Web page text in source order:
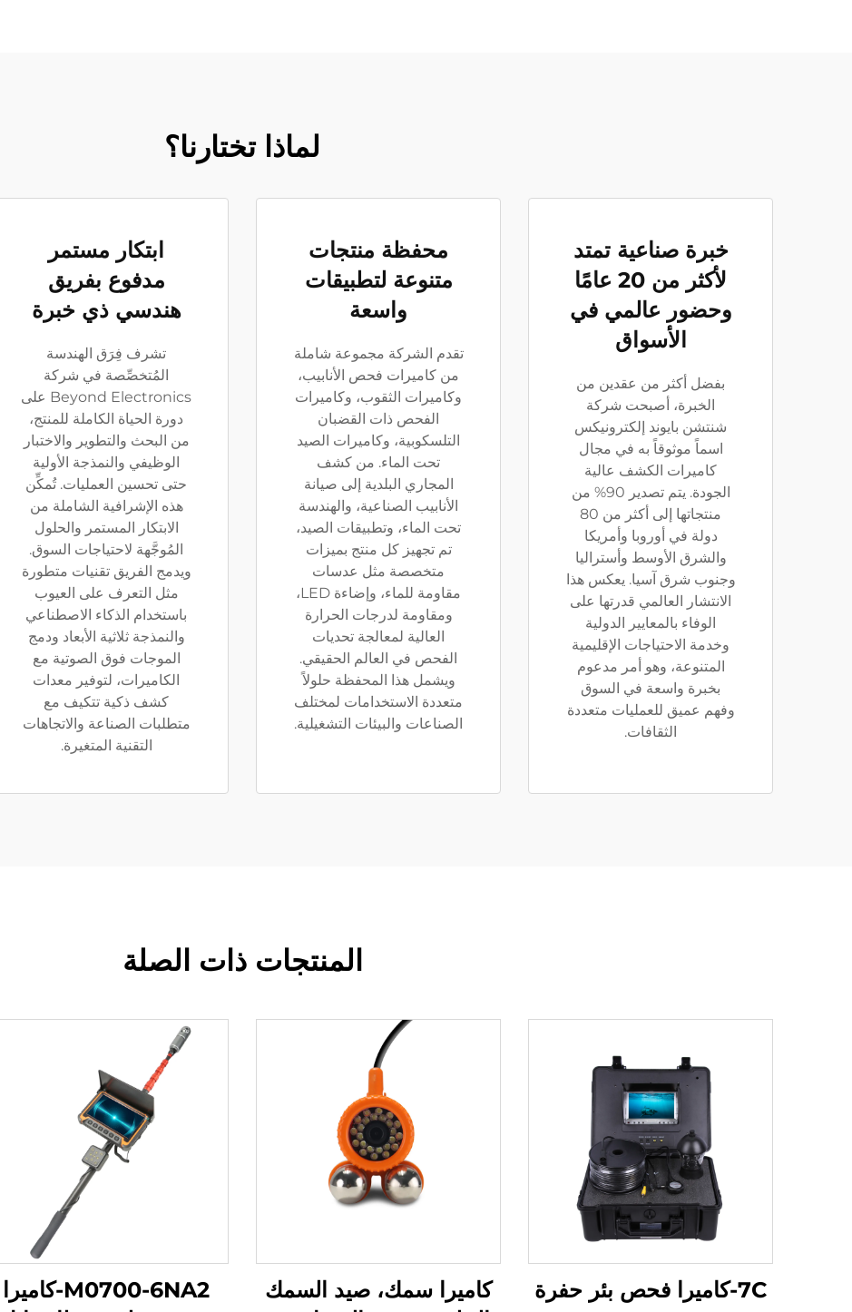
لماذا تختارنا؟
خبرة صناعية تمتد
لأكثر من 20 عامًا
وحضور عالمي في
الأسواق
بفضل أكثر من عقدين من
الخبرة، أصبحت شركة
شنتشن بايوند إلكترونيكس
اسماً موثوقاً به في مجال
كاميرات الكشف عالية
الجودة. يتم تصدير 90% من
منتجاتها إلى أكثر من 80
دولة في أوروبا وأمريكا
والشرق الأوسط وأستراليا
وجنوب شرق آسيا. يعكس هذا
الانتشار العالمي قدرتها على
الوفاء بالمعايير الدولية
وخدمة الاحتياجات الإقليمية
المتنوعة، وهو أمر مدعوم
بخبرة واسعة في السوق
وفهم عميق للعمليات متعددة
الثقافات.
محفظة منتجات
متنوعة لتطبيقات
واسعة
تقدم الشركة مجموعة شاملة
من كاميرات فحص الأنابيب،
وكاميرات الثقوب، وكاميرات
الفحص ذات القضبان
التلسكوبية، وكاميرات الصيد
تحت الماء. من كشف
المجاري البلدية إلى صيانة
الأنابيب الصناعية، والهندسة
تحت الماء، وتطبيقات الصيد،
تم تجهيز كل منتج بميزات
متخصصة مثل عدسات
مقاومة للماء، وإضاءة LED،
ومقاومة لدرجات الحرارة
العالية لمعالجة تحديات
الفحص في العالم الحقيقي.
ويشمل هذا المحفظة حلولاً
متعددة الاستخدامات لمختلف
الصناعات والبيئات التشغيلية.
ابتكار مستمر
مدفوع بفريق
هندسي ذي خبرة
تشرف فِرَق الهندسة
المُتخصِّصة في شركة
Beyond Electronics على
دورة الحياة الكاملة للمنتج،
من البحث والتطوير والاختبار
الوظيفي والنمذجة الأولية
حتى تحسين العمليات. تُمكِّن
هذه الإشرافية الشاملة من
الابتكار المستمر والحلول
المُوجَّهة لاحتياجات السوق.
ويدمج الفريق تقنيات متطورة
مثل التعرف على العيوب
باستخدام الذكاء الاصطناعي
والنمذجة ثلاثية الأبعاد ودمج
الموجات فوق الصوتية مع
الكاميرات، لتوفير معدات
كشف ذكية تتكيف مع
متطلبات الصناعة والاتجاهات
التقنية المتغيرة.
المنتجات ذات الصلة
7C-كاميرا فحص بئر حفرة
كاميرا سمك، صيد السمك
M0700-6NA2-كاميرا